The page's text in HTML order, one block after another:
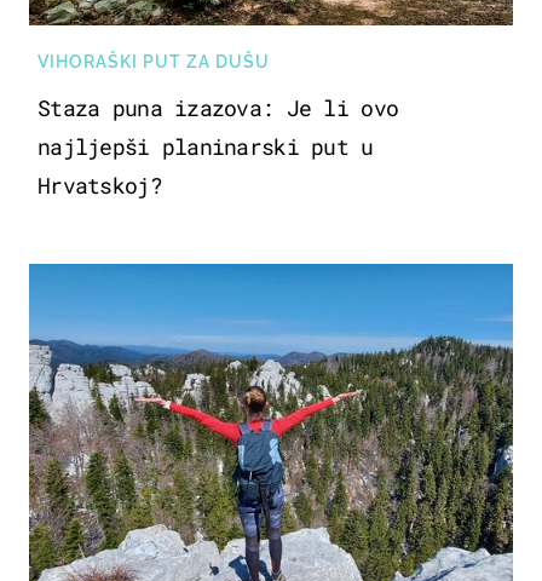
VIHORAŠKI PUT ZA DUŠU
Staza puna izazova: Je li ovo
najljepši planinarski put u
Hrvatskoj?